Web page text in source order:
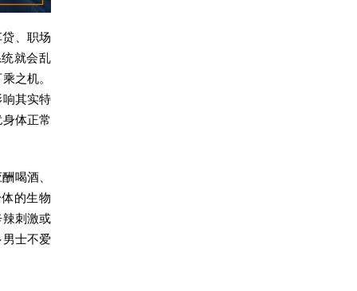
、职场
就会乱
之机。
其实特
体正常
喝酒、
的生物
刺激或
士不爱